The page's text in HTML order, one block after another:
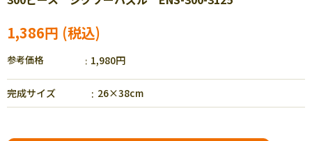
1,386円
参考価格 1,980円
完成サイズ 26×38cm